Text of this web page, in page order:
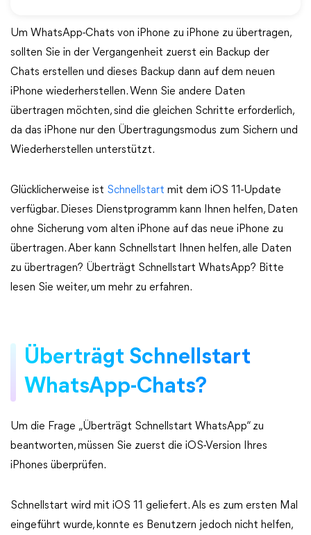
Um WhatsApp-Chats von iPhone zu iPhone zu übertragen,
sollten Sie in der Vergangenheit zuerst ein Backup der
Chats erstellen und dieses Backup dann auf dem neuen
iPhone wiederherstellen. Wenn Sie andere Daten
übertragen möchten, sind die gleichen Schritte erforderlich,
da das iPhone nur den Übertragungsmodus zum Sichern und
Wiederherstellen unterstützt.
Glücklicherweise ist Schnellstart mit dem iOS 11-Update
verfügbar. Dieses Dienstprogramm kann Ihnen helfen, Daten
ohne Sicherung vom alten iPhone auf das neue iPhone zu
übertragen. Aber kann Schnellstart Ihnen helfen, alle Daten
zu übertragen? Überträgt Schnellstart WhatsApp? Bitte
lesen Sie weiter, um mehr zu erfahren.
Überträgt Schnellstart
WhatsApp-Chats?
Um die Frage „Überträgt Schnellstart WhatsApp“ zu
beantworten, müssen Sie zuerst die iOS-Version Ihres
iPhones überprüfen.
Schnellstart wird mit iOS 11 geliefert. Als es zum ersten Mal
eingeführt wurde, konnte es Benutzern jedoch nicht helfen,